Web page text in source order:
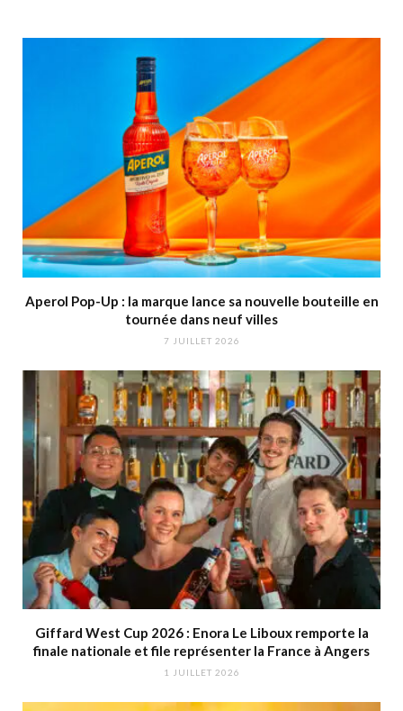
Aperol Pop-Up : la marque lance sa nouvelle bouteille en
tournée dans neuf villes
7 JUILLET 2026
Giffard West Cup 2026 : Enora Le Liboux remporte la
finale nationale et file représenter la France à Angers
1 JUILLET 2026